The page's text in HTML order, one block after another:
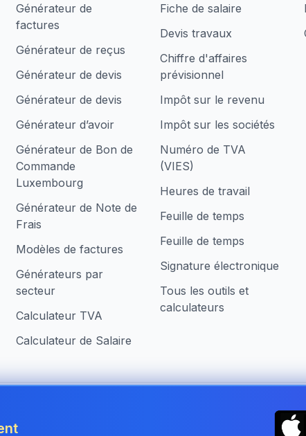
Générateur de
factures
Générateur de reçus
Générateur de devis
Générateur de devis
Générateur d’avoir
Générateur de Bon de
Commande
Luxembourg
Générateur de Note de
Frais
Modèles de factures
Générateurs par
secteur
Calculateur TVA
Calculateur de Salaire
Fiche de salaire
Devis travaux
Chiffre d'affaires
prévisionnel
Impôt sur le revenu
Impôt sur les sociétés
Numéro de TVA
(VIES)
Heures de travail
Feuille de temps
Feuille de temps
Signature électronique
Tous les outils et
calculateurs
au Luxembourg